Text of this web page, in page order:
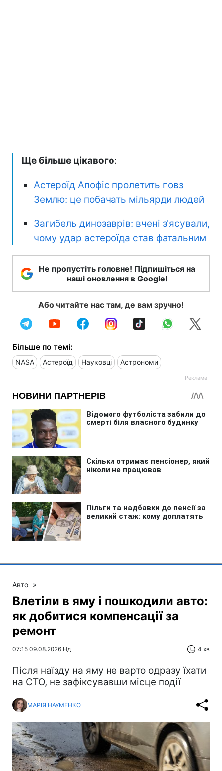
Ще більше цікавого:
Астероїд Апофіс пролетить повз
Землю: це побачать мільярди людей
Загибель динозаврів: вчені з'ясували,
чому удар астероїда став фатальним
Не пропустіть головне! Підпишіться на
наші оновлення в Google!
Або читайте нас там, де вам зручно!
Більше по темі:
NASA Астероїд Науковці Астрономи
Авто »
Влетіли в яму і пошкодили авто:
як добитися компенсації за
ремонт
07:15 09.08.2026 Нд 4 хв
Після наїзду на яму не варто одразу їхати
на СТО, не зафіксувавши місце події
МАРІЯ НАУМЕНКО